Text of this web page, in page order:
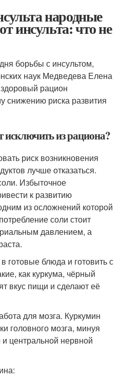
народные
инсульта: что не
борьбы с инсультом,
наук Медведева Елена
рацион
снижению риска развития
исключить из рациона?
риск возникновения
лучше отказаться.
Избыточное
к развитию
из осложнений которой
соли стоит
давлением, а
готовые блюда и готовить с
как куркума, чёрный
вкус пищи и сделают её
для мозга. Куркумин
головного мозга, минуя
центральной нервной